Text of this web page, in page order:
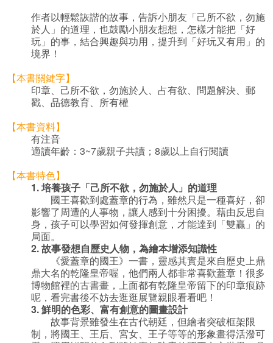
作者以輕鬆詼諧的故事，告訴小朋友「己所不欲，勿施
於人」的道理，也鼓勵小朋友想想，怎樣才能把「好
玩」的事，結合興趣與功用，提升到「好玩又有用」的
境界！
【本書關鍵字】
印章、己所不欲，勿施於人、占有欲、問題解決、郵
戳、品德教育、所有權
【本書資料】
有注音
適讀年齡：3~7歲親子共讀；8歲以上自行閱讀
【本書特色】
1.培養孩子「己所不欲，勿施於人」的道理
國王喜歡到處蓋章的行為，雖然只是一種喜好，卻
影響了周遭的人事物，讓人感到十分困擾。藉由反思自
身，孩子可以學習如何發揮創意，才能達到「雙贏」的
局面。
2.故事發想自歷史人物，為繪本增添知識性
《愛蓋章的國王》一書，靈感其實是來自歷史上鼎
鼎大名的乾隆皇帝喔，他們兩人都非常喜歡蓋章！很多
博物館裡的古書畫，上面都有乾隆皇帝留下的印章痕跡
呢，看完書後不妨去逛逛展覽親眼看看吧！
3.鮮明的色彩、富有創意的圖畫設計
故事背景雖發生在古代朝廷，但繪者突破框架限
制，將國王、王后、宮女、王子等等的形象畫得活潑可